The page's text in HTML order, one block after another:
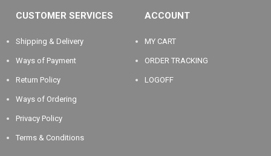
CUSTOMER SERVICES
Shipping & Delivery
Ways of Payment
Return Policy
Ways of Ordering
Privacy Policy
Terms & Conditions
ACCOUNT
MY CART
ORDER TRACKING
LOGOFF